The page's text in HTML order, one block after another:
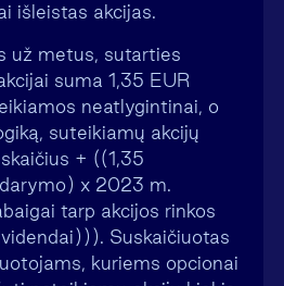
išleistas akcijas.
už metus, sutarties
suma 1,35 EUR
neatlygintinai, o
suteikiamų akcijų
+ ((1,35
x 2023 m.
tarp akcijos rinkos
Suskaičiuotas
kuriems opcionai